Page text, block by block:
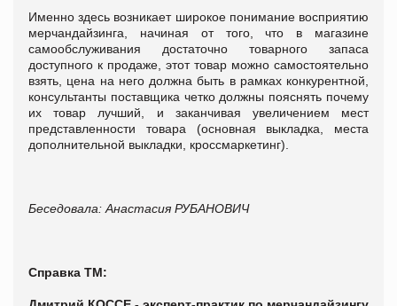
Именно здесь возникает широкое понимание восприятию
мерчандайзинга, начиная от того, что в магазине
самообслуживания достаточно товарного запаса
доступного к продаже, этот товар можно самостоятельно
взять, цена на него должна быть в рамках конкурентной,
консультанты поставщика четко должны пояснять почему
их товар лучший, и заканчивая увеличением мест
представленности товара (основная выкладка, места
дополнительной выкладки, кроссмаркетинг).
Беседовала: Анастасия РУБАНОВИЧ
Справка ТМ: